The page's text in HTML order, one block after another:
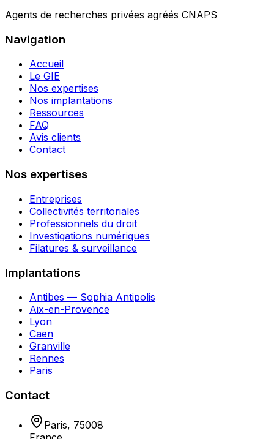
Agents de recherches privées agréés CNAPS
Navigation
Accueil
Le GIE
Nos expertises
Nos implantations
Ressources
FAQ
Avis clients
Contact
Nos expertises
Entreprises
Collectivités territoriales
Professionnels du droit
Investigations numériques
Filatures & surveillance
Implantations
Antibes — Sophia Antipolis
Aix-en-Provence
Lyon
Caen
Granville
Rennes
Paris
Contact
Paris, 75008